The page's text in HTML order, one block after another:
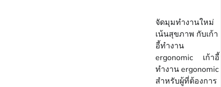
จัดมุมทำงานใหม่
เน้นสุขภาพ กับเก้า
อี้ทํางาน
ergonomic เก้าอี้
ทํางาน ergonomic
สำหรับผู้ที่ต้องการ